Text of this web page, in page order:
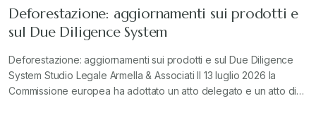
Deforestazione: aggiornamenti sui prodotti e
sul Due Diligence System
Deforestazione: aggiornamenti sui prodotti e sul Due Diligence
System Studio Legale Armella & Associati Il 13 luglio 2026 la
Commissione europea ha adottato un atto delegato e un atto di…